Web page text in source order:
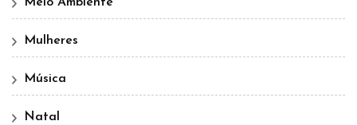
Meio Ambiente
Mulheres
Música
Natal